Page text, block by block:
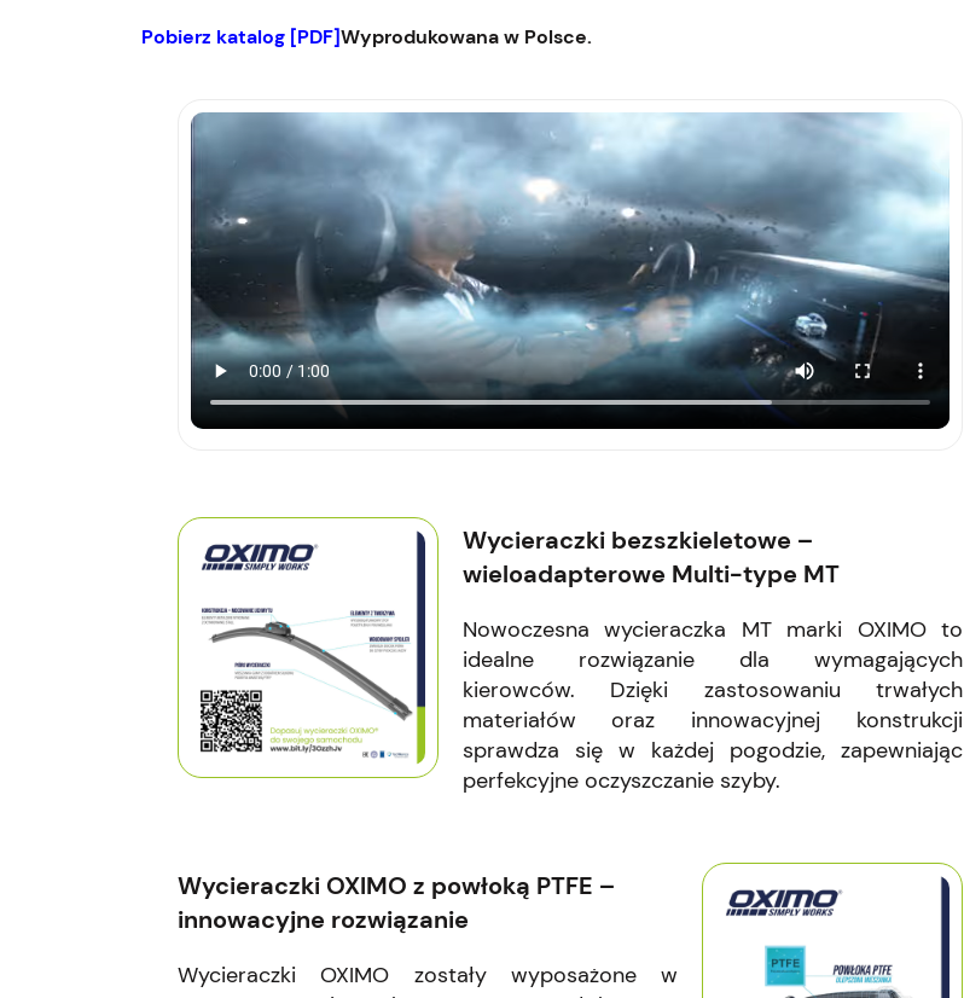
Pobierz katalog [PDF]Wyprodukowana w Polsce.
Wycieraczki bezszkieletowe –
wieloadapterowe Multi-type MT
Nowoczesna wycieraczka MT marki OXIMO to
idealne rozwiązanie dla wymagających
kierowców. Dzięki zastosowaniu trwałych
materiałów oraz innowacyjnej konstrukcji
sprawdza się w każdej pogodzie, zapewniając
perfekcyjne oczyszczanie szyby.
Wycieraczki OXIMO z powłoką PTFE –
innowacyjne rozwiązanie
Wycieraczki OXIMO zostały wyposażone w